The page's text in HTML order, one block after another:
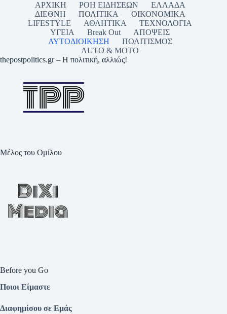
ΑΡΧΙΚΗ ΡΟΗ ΕΙΔΗΣΕΩΝ
ΕΛΛΑΔΑ
ΔΙΕΘΝΗ
ΠΟΛΙΤΙΚΑ
ΟΙΚΟΝΟΜΙΚΑ
LIFESTYLE
ΑΘΛΗΤΙΚΑ
ΤΕΧΝΟΛΟΓΙΑ
ΥΓΕΙΑ
Break Out
ΑΠΟΨΕΙΣ
ΑΥΤΟΔΙΟΙΚΗΣΗ
ΠΟΛΙΤΙΣΜΟΣ
AUTO & MOTO
thepostpolitics.gr – Η πολιτική, αλλιώς!
Μέλος του Ομίλου
Before you Go
Ποιοι Είμαστε
Διαφημίσου σε Εμάς